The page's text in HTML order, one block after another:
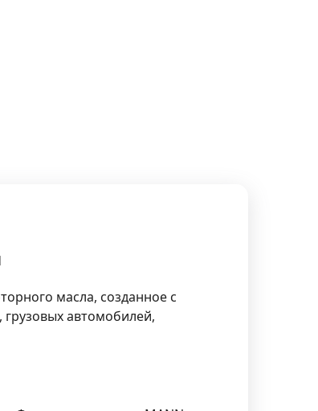
масла, созданное с
автомобилей,